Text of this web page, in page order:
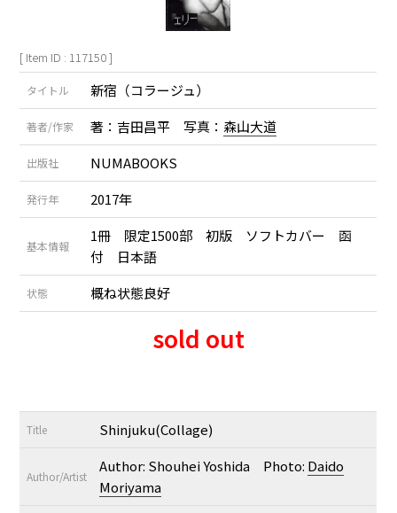
[ Item ID : 117150 ]
タイトル 新宿（コラージュ）
著者/作家 著：吉田昌平 写真： 森山大道
出版社 NUMABOOKS
発行年 2017年
基本情報
1冊 限定1500部 初版 ソフトカバー 函
付 日本語
状態 概ね状態良好
sold out
Title Shinjuku(Collage)
Author/Artist
Author: Shouhei Yoshida Photo: Daido
Moriyama